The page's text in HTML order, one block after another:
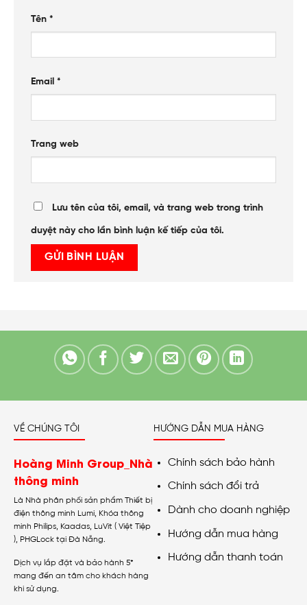
Tên *
Email *
Trang web
Lưu tên của tôi, email, và trang web trong trình
duyệt này cho lần bình luận kế tiếp của tôi.
VỀ CHÚNG TÔI
Hoàng Minh Group_Nhà
thông minh
Là Nhà phân phối sản phẩm Thiết bị
điện thông minh Lumi, Khóa thông
minh Philips, Kaadas, LuVit ( Việt Tiệp
), PHGLock tại Đà Nẵng.
Dịch vụ lắp đặt và bảo hành 5*
mang đến an tâm cho khách hàng
khi sử dụng.
HƯỚNG DẪN MUA HÀNG
Chính sách bảo hành
Chính sách đổi trả
Dành cho doanh nghiệp
Hướng dẫn mua hàng
Hướng dẫn thanh toán